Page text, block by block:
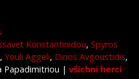
Konstantinidou, Spyros
, Youli Aggeli, Dinos Avgoustidis,
Papadimitriou | všichni herci